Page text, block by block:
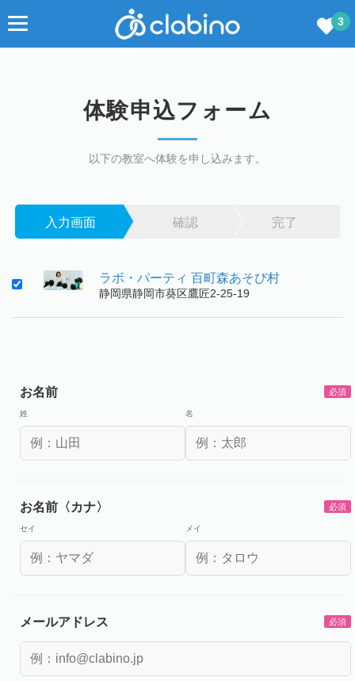
3
体験申込フォーム
以下の教室へ体験を申し込みます。
入力画面 確認 完了
ラボ・パーティ 百町森あそび村
静岡県静岡市葵区鷹匠2-25-19
お名前 必須
姓 名
お名前〈カナ〉 必須
セイ メイ
メールアドレス 必須